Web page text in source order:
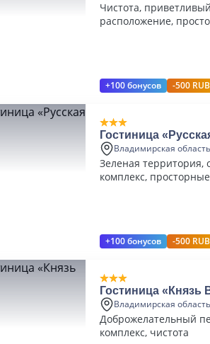
Чистота,
расположение,
+100 бонусов -500 RUB
Гостиница
Владимирская
Зеленая
комплекс,
+100 бонусов -500 RUB
Гостиница «Князь
Владимирская
Доброжелательный
комплекс, чистота